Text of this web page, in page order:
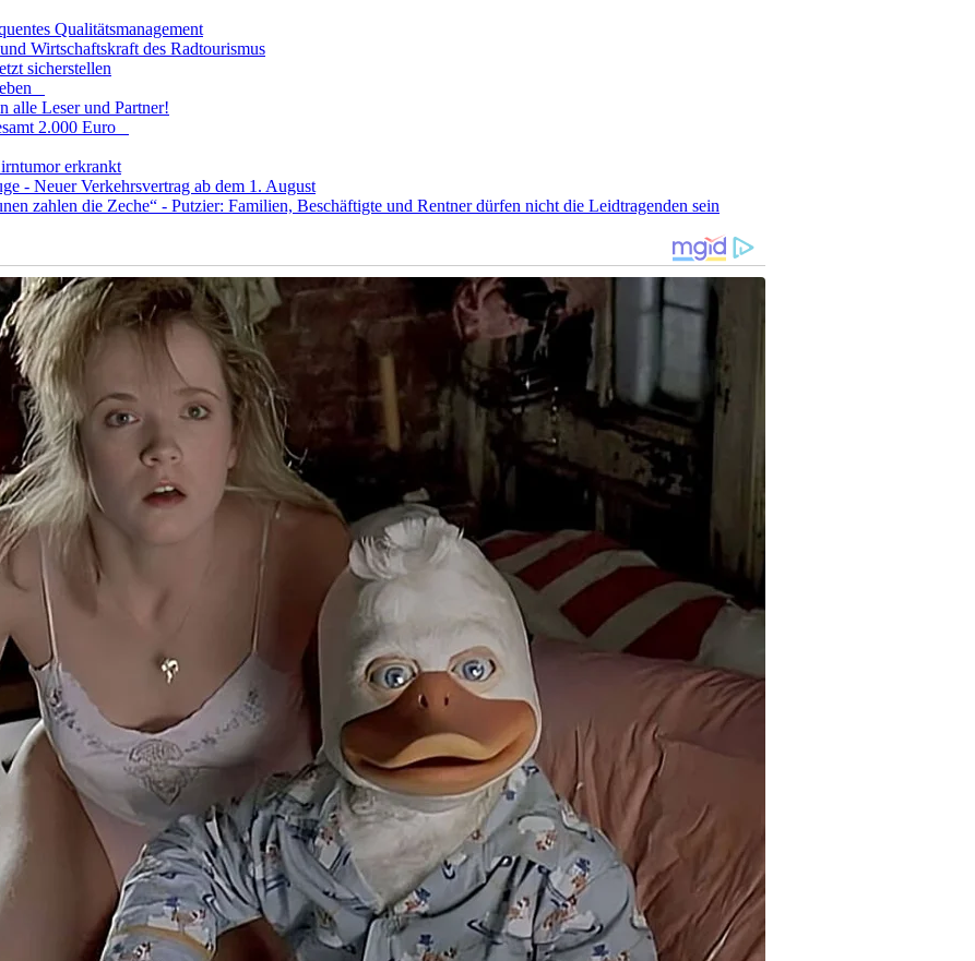
Qualitätsmanagement
Wirtschaftskraft des Radtourismus
sicherstellen
alle Leser und Partner!
2.000 Euro
erkrankt
- Neuer Verkehrsvertrag ab dem 1. August
zahlen die Zeche“ - Putzier: Familien, Beschäftigte und Rentner dürfen nicht die Leidtragenden sein